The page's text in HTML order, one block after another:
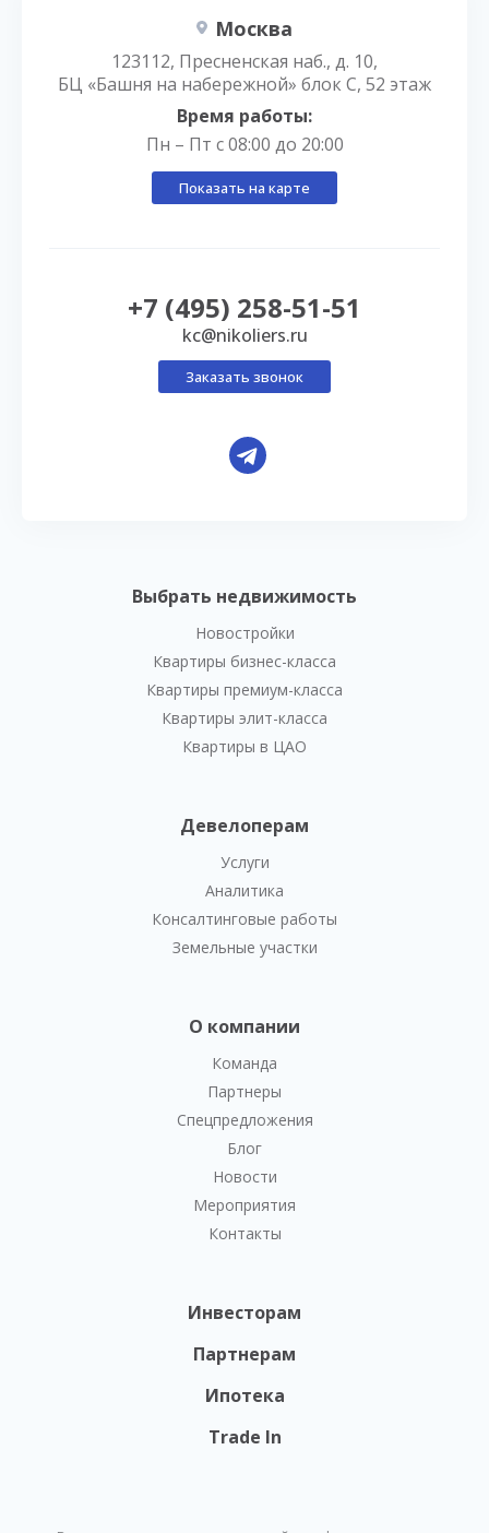
Выбрать недвижимость
Новостройки
Квартиры бизнес-класса
Квартиры премиум-класса
Квартиры элит-класса
Квартиры в ЦАО
Девелоперам
Услуги
Аналитика
Консалтинговые работы
Земельные участки
О компании
Команда
Партнеры
Спецпредложения
Блог
Новости
Мероприятия
Контакты
Инвесторам
Партнерам
Ипотека
Trade In
Москва
123112, Пресненская наб., д. 10,
БЦ «Башня на набережной» блок С, 52 этаж
Время работы:
Пн – Пт с 08:00 до 20:00
Показать на карте
+7 (495) 258-51-51
kc@nikoliers.ru
Заказать звонок